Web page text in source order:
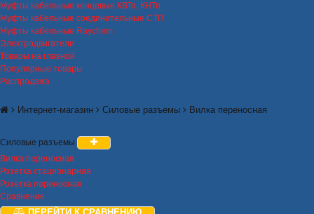
Муфты кабельные концевые КВТп, КНТп
Муфты кабельные соединительные СТП
Муфты кабельные Raychem
Электродвигатели
Товары на главной
Популярные товары
Распродажа
Интернет-магазин Силовые разъемы Вилка переносная
Силовые разъемы
Вилка переносная
Розетка стационарная
Розетка переносная
Сравнение